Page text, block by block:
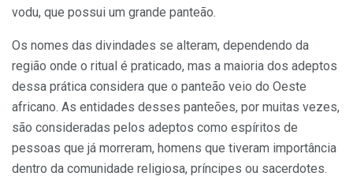
vodu, que possui um grande panteão.
Os nomes das divindades se alteram, dependendo da
região onde o ritual é praticado, mas a maioria dos adeptos
dessa prática considera que o panteão veio do Oeste
africano. As entidades desses panteões, por muitas vezes,
são consideradas pelos adeptos como espíritos de
pessoas que já morreram, homens que tiveram importância
dentro da comunidade religiosa, príncipes ou sacerdotes.